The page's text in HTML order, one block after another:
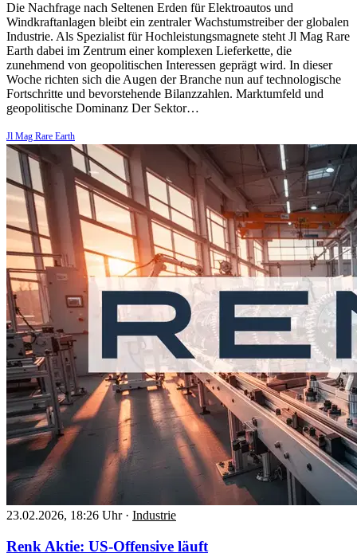
Die Nachfrage nach Seltenen Erden für Elektroautos und
Windkraftanlagen bleibt ein zentraler Wachstumstreiber der globalen
Industrie. Als Spezialist für Hochleistungsmagnete steht Jl Mag Rare
Earth dabei im Zentrum einer komplexen Lieferkette, die
zunehmend von geopolitischen Interessen geprägt wird. In dieser
Woche richten sich die Augen der Branche nun auf technologische
Fortschritte und bevorstehende Bilanzzahlen. Marktumfeld und
geopolitische Dominanz Der Sektor…
Jl Mag Rare Earth
23.02.2026, 18:26 Uhr · Industrie
Renk Aktie: US-Offensive läuft